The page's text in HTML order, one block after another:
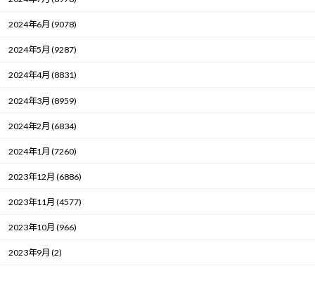
2024年6月 (9078)
2024年5月 (9287)
2024年4月 (8831)
2024年3月 (8959)
2024年2月 (6834)
2024年1月 (7260)
2023年12月 (6886)
2023年11月 (4577)
2023年10月 (966)
2023年9月 (2)